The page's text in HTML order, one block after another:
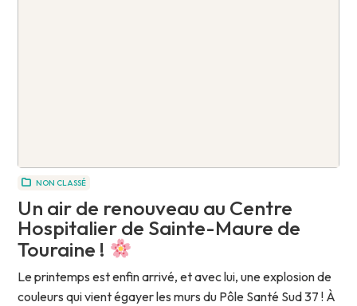
NON CLASSÉ
Un air de renouveau au Centre
Hospitalier de Sainte-Maure de
Touraine !
Le printemps est enfin arrivé, et avec lui, une explosion de
couleurs qui vient égayer les murs du Pôle Santé Sud 37 ! À